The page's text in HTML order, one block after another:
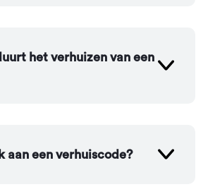
het verhuizen van een
aan een verhuiscode?